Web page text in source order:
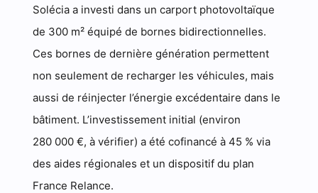
Solécia a investi dans un carport photovoltaïque
de 300 m² équipé de bornes bidirectionnelles.
Ces bornes de dernière génération permettent
non seulement de recharger les véhicules, mais
aussi de réinjecter l’énergie excédentaire dans le
bâtiment. L’investissement initial (environ
280 000 €, à vérifier) a été cofinancé à 45 % via
des aides régionales et un dispositif du plan
France Relance.